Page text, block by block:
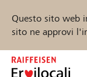
Questo sito web
sito ne approvi
Zum
Inhalt